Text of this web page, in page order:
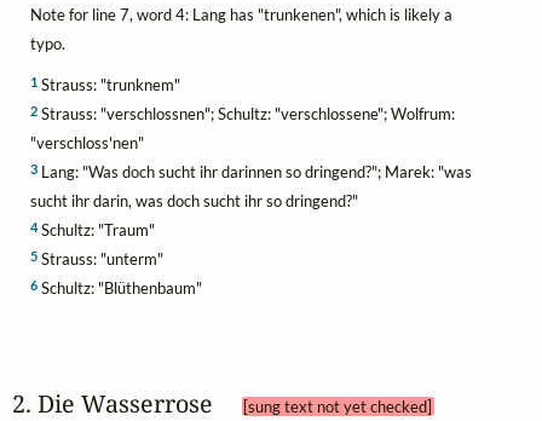
Note for line 7, word 4: Lang has "trunkenen", which is likely a
typo.
1Strauss: "trunknem"
2Strauss: "verschlossnen"; Schultz: "verschlossene"; Wolfrum:
"verschloss'nen"
3Lang: "Was doch sucht ihr darinnen so dringend?"; Marek: "was
sucht ihr darin, was doch sucht ihr so dringend?"
4Schultz: "Traum"
5Strauss: "unterm"
6Schultz: "Blüthenbaum"
2. Die Wasserrose [sung text not yet checked]